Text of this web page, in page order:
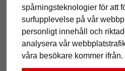
spårningsteknologier för att
surfupplevelse på vår
personligt innehåll och
analysera vår
våra besökare kommer ifrån.